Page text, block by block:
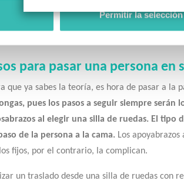
Permitir la selección
características principales de estas sillas son:
para pasar una persona en
que ya sabes la teoría, es hora de pasar a la
pues los pasos a seguir siempre
al elegir una silla de ruedas. El
de la persona a la cama. Los
fijos, por el contrario, la complican.
un traslado desde una silla de ruedas con